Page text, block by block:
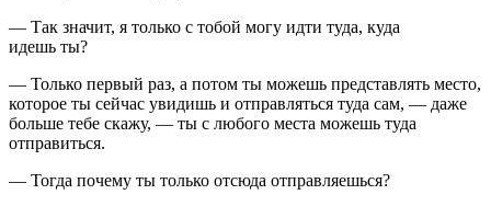
— Так значит, я только с тобой могу идти туда, куда
идешь ты?
— Только первый раз, а потом ты можешь представлять место,
которое ты сейчас увидишь и отправляться туда сам, — даже
больше тебе скажу, — ты с любого места можешь туда
отправиться.
— Тогда почему ты только отсюда отправляешься?